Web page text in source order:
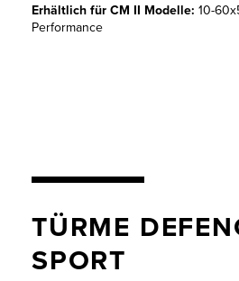
Erhältlich für CM II Modelle: 10-
Performance
TÜRME
SPORT